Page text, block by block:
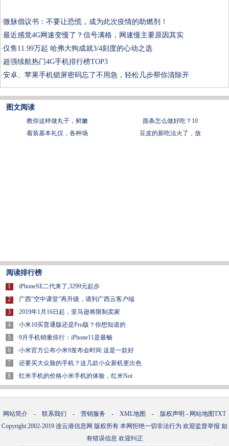
·微脉倡议书：不要让恐慌，成为此次疫情的助燃剂！
·最近感觉4G网速变慢了？信号满格，网速慢主要原因其实
·仅售11.99万起 哈弗大狗成就3/4刻度的心动之选
· 超强续航热门4G手机排行榜TOP3
·安卓、苹果手机锁屏密码忘了不用急，轻松几步帮你清除开
图文阅读
教你这样做丸子，鲜嫩
面条怎么做好吃？10
着装基本礼仪，各种场
豆皮的新吃法火了，放
阅读排行榜
1
2
3
4
5
6
7
8
·iPhoneSE二代来了,3299元起步
·广西“空中课堂”再升级，请到广西云客户端
·2019年1月16日起，亚马逊将限制卖家
·小米10买普通版还是Pro版？你想知道的
·9月手机销量排行：iPhone11是最畅
·小米官方公布小米9发布会时间 这是一款好
·还要买大众脸的手机？这几款小众新机更出色
·红米手机的价格小米手机的体验，红米Not
网站简介 - 联系我们 - 营销服务 - XML地图 - 版权声明 - 网站地图TXT
Copyright.2002-2019 连云港信息网 版权所有 本网拒绝一切非法行为 欢迎监督举报 如
有错误信息 欢迎纠正